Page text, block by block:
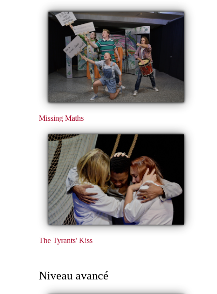
Missing Maths
The Tyrants' Kiss
Niveau avancé